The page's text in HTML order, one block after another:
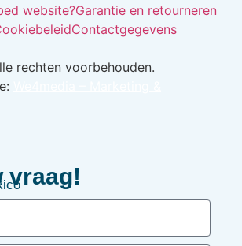
website?Garantie en retourneren
Contactgegevens
rechten voorbehouden.
vraag!